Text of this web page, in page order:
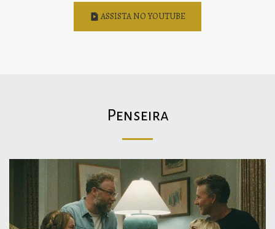
ASSISTA NO YOUTUBE
Penseira